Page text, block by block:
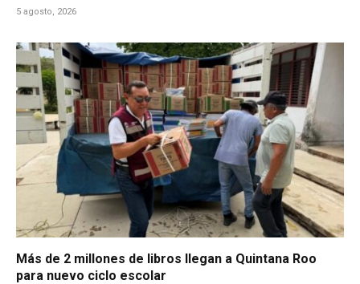
5 agosto, 2026
Más de 2 millones de libros llegan a Quintana Roo
para nuevo ciclo escolar